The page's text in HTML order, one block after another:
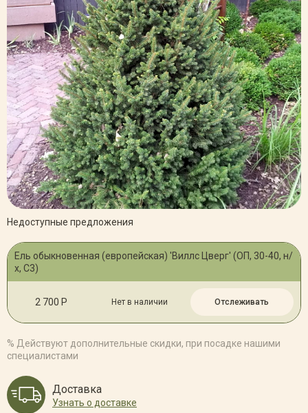
Недоступные предложения
Ель обыкновенная (европейская) 'Виллс Цверг' (ОП, 30-40, н/
х, С3)
2 700 Р Нет в наличии Отслеживать
% Действуют дополнительные скидки, при посадке нашими
специалистами
Доставка
Узнать о доставке